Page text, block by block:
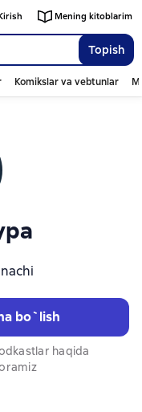
Topish
Mening kitoblarim
Komikslar va vebtunlar
bo`lish
haqida